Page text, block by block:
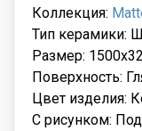
Коллекция:
Тип керамики:
Размер:
Поверхность:
Цвет изделия:
С рисунком: